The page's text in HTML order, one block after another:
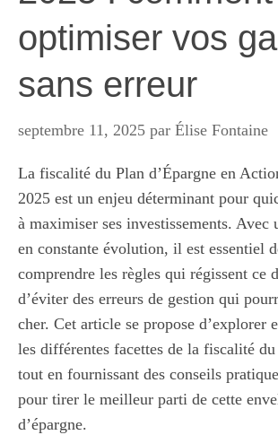
optimiser vos
sans erreur
septembre 11, 2025 par Élise Fontaine
La fiscalité du Plan d’Épargne en
2025 est un enjeu déterminant pour
à maximiser ses investissements. Avec
en constante évolution, il est essentiel
comprendre les règles qui régissent ce
d’éviter des erreurs de gestion qui
cher. Cet article se propose d’explorer
les différentes facettes de la fiscalité
tout en fournissant des conseils
pour tirer le meilleur parti de cette
d’épargne.